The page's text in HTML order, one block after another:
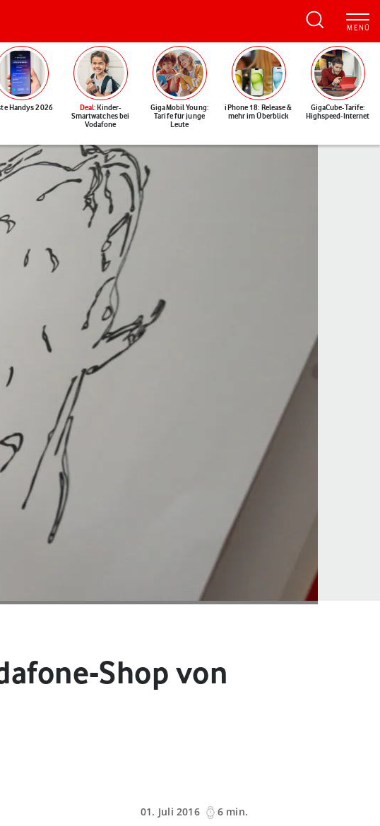
Handys 2026 Deal: Kinder-
Smartwatches bei
Vodafone
GigaMobil Young:
Tarife für junge
Leute
iPhone 18: Release &
mehr im Überblick
GigaCube-Tarife:
Highspeed-Internet
Shop von
01. Juli 2016
6 min.